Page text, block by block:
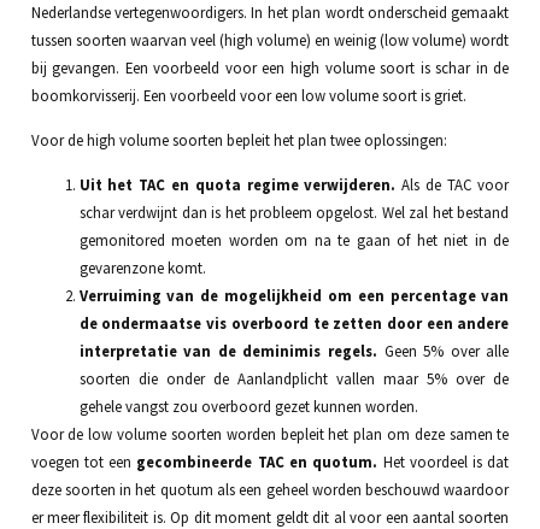
Nederlandse vertegenwoordigers. In het plan wordt onderscheid gemaakt
tussen soorten waarvan veel (high volume) en weinig (low volume) wordt
bij gevangen. Een voorbeeld voor een high volume soort is schar in de
boomkorvisserij. Een voorbeeld voor een low volume soort is griet.
Voor de high volume soorten bepleit het plan twee oplossingen:
Uit het TAC en quota regime verwijderen. Als de TAC voor
schar verdwijnt dan is het probleem opgelost. Wel zal het bestand
gemonitored moeten worden om na te gaan of het niet in de
gevarenzone komt.
Verruiming van de mogelijkheid om een percentage van
de ondermaatse vis overboord te zetten door een andere
interpretatie van de deminimis regels. Geen 5% over alle
soorten die onder de Aanlandplicht vallen maar 5% over de
gehele vangst zou overboord gezet kunnen worden.
Voor de low volume soorten worden bepleit het plan om deze samen te
voegen tot een gecombineerde TAC en quotum. Het voordeel is dat
deze soorten in het quotum als een geheel worden beschouwd waardoor
er meer flexibiliteit is. Op dit moment geldt dit al voor een aantal soorten